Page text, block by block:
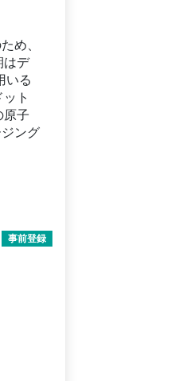
め、
はデ
いる
ト
原子
ング
事前登録